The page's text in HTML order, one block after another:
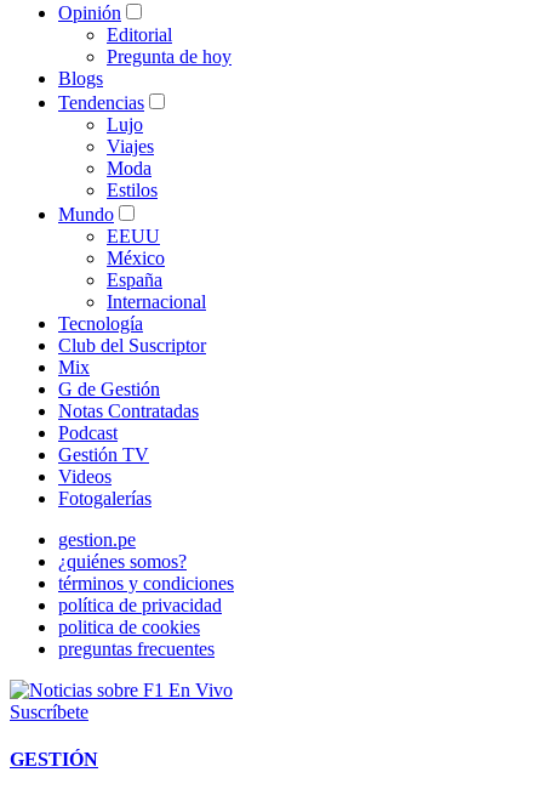
Opinión
Editorial
Pregunta de hoy
Blogs
Tendencias
Lujo
Viajes
Moda
Estilos
Mundo
EEUU
México
España
Internacional
Tecnología
Club del Suscriptor
Mix
G de Gestión
Notas Contratadas
Podcast
Gestión TV
Videos
Fotogalerías
gestion.pe
¿quiénes somos?
términos y condiciones
política de privacidad
politica de cookies
preguntas frecuentes
Suscríbete
GESTIÓN